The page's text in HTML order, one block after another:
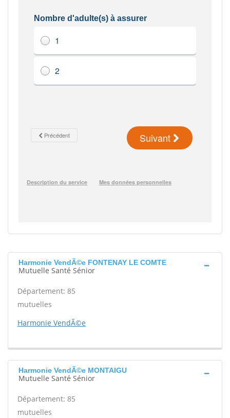
Harmonie VendÃ©e FONTENAY LE COMTE
Mutuelle Santé Sénior
Département: 85
mutuelles
Harmonie VendÃ©e
Harmonie VendÃ©e MONTAIGU
Mutuelle Santé Sénior
Département: 85
mutuelles